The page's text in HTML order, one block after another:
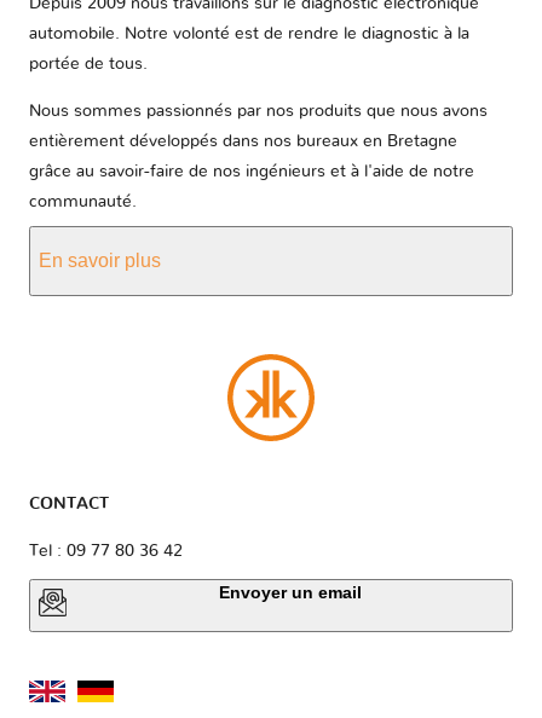
Depuis 2009 nous travaillons sur le diagnostic électronique
automobile. Notre volonté est de rendre le diagnostic à la
portée de tous.
Nous sommes passionnés par nos produits que nous avons
entièrement développés dans nos bureaux en Bretagne
grâce au savoir-faire de nos ingénieurs et à l'aide de notre
communauté.
En savoir plus
CONTACT
Tel : 09 77 80 36 42
Envoyer un email